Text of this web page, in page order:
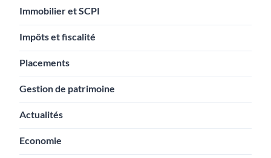
Immobilier et SCPI
Impôts et fiscalité
Placements
Gestion de patrimoine
Actualités
Economie